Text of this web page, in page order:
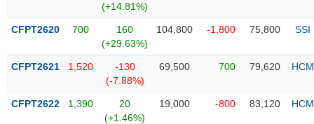
kiện
liệu
Tâm
lý
(+14.81%)
CFPT2620 700
160
(+29.63%)
104,800 -1,800 75,800 SSI
CFPT2621 1,520
-130
(-7.88%)
69,500 700 79,620 HCM
CFPT2622 1,390
20
(+1.46%)
19,000 -800 83,120 HCM
CÔNG
TIÊU